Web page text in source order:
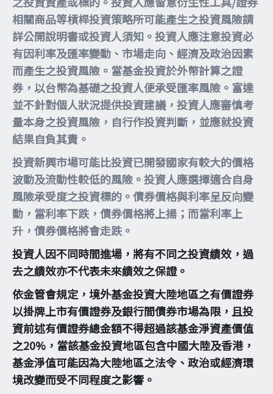
相關商品等槓桿投資策略所可能產生之投資風險請
詳公開說明書或投資人須知。投資人應注意投資必
有因利率及匯率變動、市場走向、經濟及政治因素
而產生之投資風險。當基金投資於外幣計算之證
券，以台幣為基礎之投資人便承受匯率風險。富達
並不針對個人狀況提供投資建議，投資人應審慎考
量本身之投資風險，自行作投資判斷，並應就投資
結果自負其責。
投資新興市場可能比投資已開發國家有較大的價格
波動及流動性較低的風險。投資人應選擇適合自身
風險承受度之投資標的。債券價格與利率呈反向變
動，當利率下跌，債券價格將上揚；而當利率上
升，債券價格將會走跌。
投資人因不同時間進場，將有不同之投資績效，過
去之績效亦不代表未來績效之保證。
依金管會規定，境外基金投資大陸地區之有價證券
以掛牌上市有價證券及銀行間債券市場為限，且投
資前述有價證券總金額不得超過該基金淨資產價值
之20%，當該基金投資地區包含中國大陸及香港，
基金淨值可能因為大陸地區之法令、政治或經濟環
境改變而受不同程度之影響。